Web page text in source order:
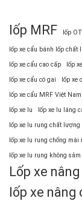
lốp MRF lốp
lốp xe cẩu bánh lốp chất
lốp xe cẩu cao cấp
lốp
lốp xe cẩu có gai
lốp xe
lốp xe cẩu MRF Việt Nam
lốp xe lu
lốp xe lu láng
lốp xe lu rung chất
lốp xe lu rung chống mài
lốp xe lu rung không săm
Lốp xe nâng
lốp xe nâng